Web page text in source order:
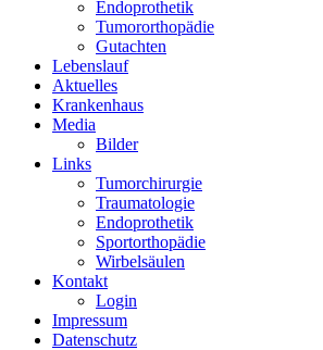
Endoprothetik
Tumororthopädie
Gutachten
Lebenslauf
Aktuelles
Krankenhaus
Media
Bilder
Links
Tumorchirurgie
Traumatologie
Endoprothetik
Sportorthopädie
Wirbelsäulen
Kontakt
Login
Impressum
Datenschutz